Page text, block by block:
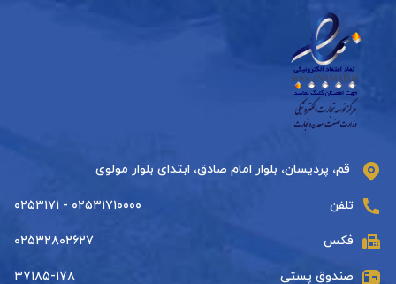
قم، پردیسان، بلوار امام صادق، ابتدای بلوار مولوی
تلفن ۰۲۵۳۱۷۱۰۰۰۰ - ۰۲۵۳۱۷۱
فکس ۰۲۵۳۲۸۰۲۶۲۷
صندوق پستی ۳۷۱۸۵-۱۷۸